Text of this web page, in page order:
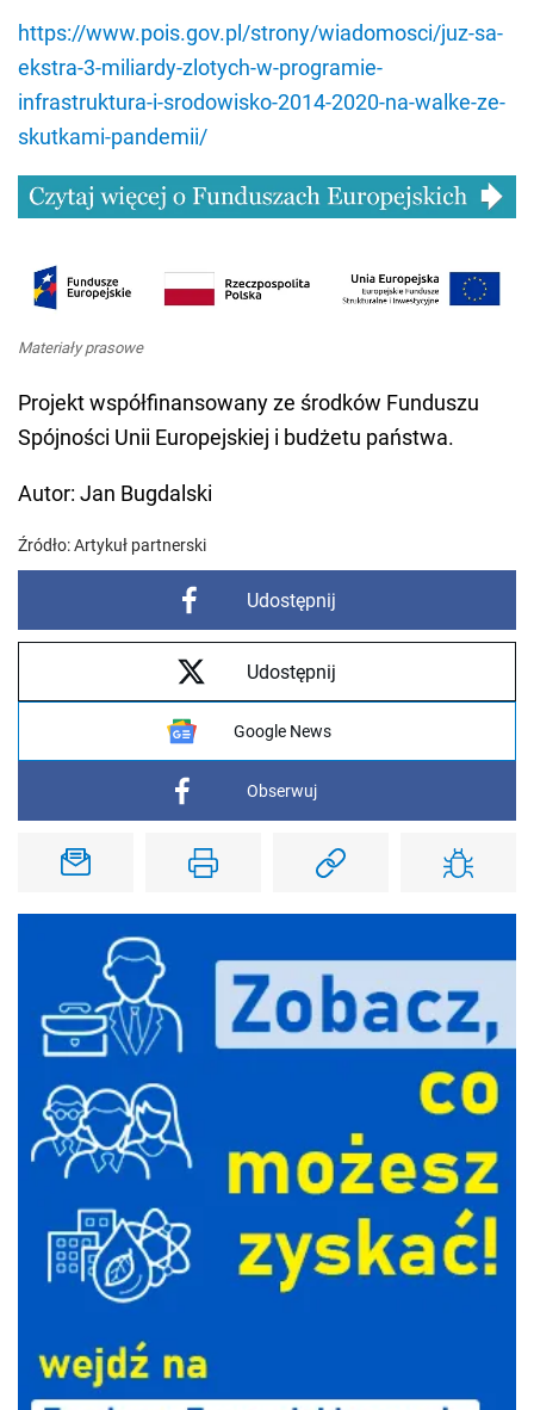
https://www.pois.gov.pl/strony/wiadomosci/juz-sa-
ekstra-3-miliardy-zlotych-w-programie-
infrastruktura-i-srodowisko-2014-2020-na-walke-ze-
skutkami-pandemii/
Materiały prasowe
Projekt współfinansowany ze środków Funduszu
Spójności Unii Europejskiej i budżetu państwa.
Autor: Jan Bugdalski
Źródło:Artykuł partnerski
Udostępnij
Udostępnij
Google News
Obserwuj